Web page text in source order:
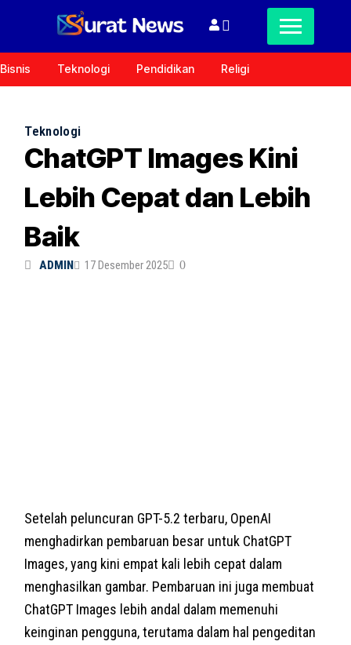
Bisnis Teknologi Pendidikan Religi
Teknologi
ChatGPT Images Kini
Lebih Cepat dan Lebih
Baik
ADMIN 17 Desember 2025 0
Setelah peluncuran GPT-5.2 terbaru, OpenAI
menghadirkan pembaruan besar untuk ChatGPT
Images, yang kini empat kali lebih cepat dalam
menghasilkan gambar. Pembaruan ini juga membuat
ChatGPT Images lebih andal dalam memenuhi
keinginan pengguna, terutama dalam hal pengeditan